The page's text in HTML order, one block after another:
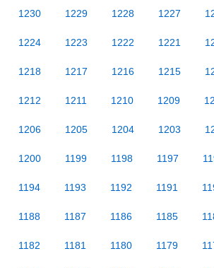
1230 1229 1228 1227
1224 1223 1222 1221
1218 1217 1216 1215
1212 1211 1210 1209
1206 1205 1204 1203
1200 1199 1198 1197
1194 1193 1192 1191
1188 1187 1186 1185
1182 1181 1180 1179